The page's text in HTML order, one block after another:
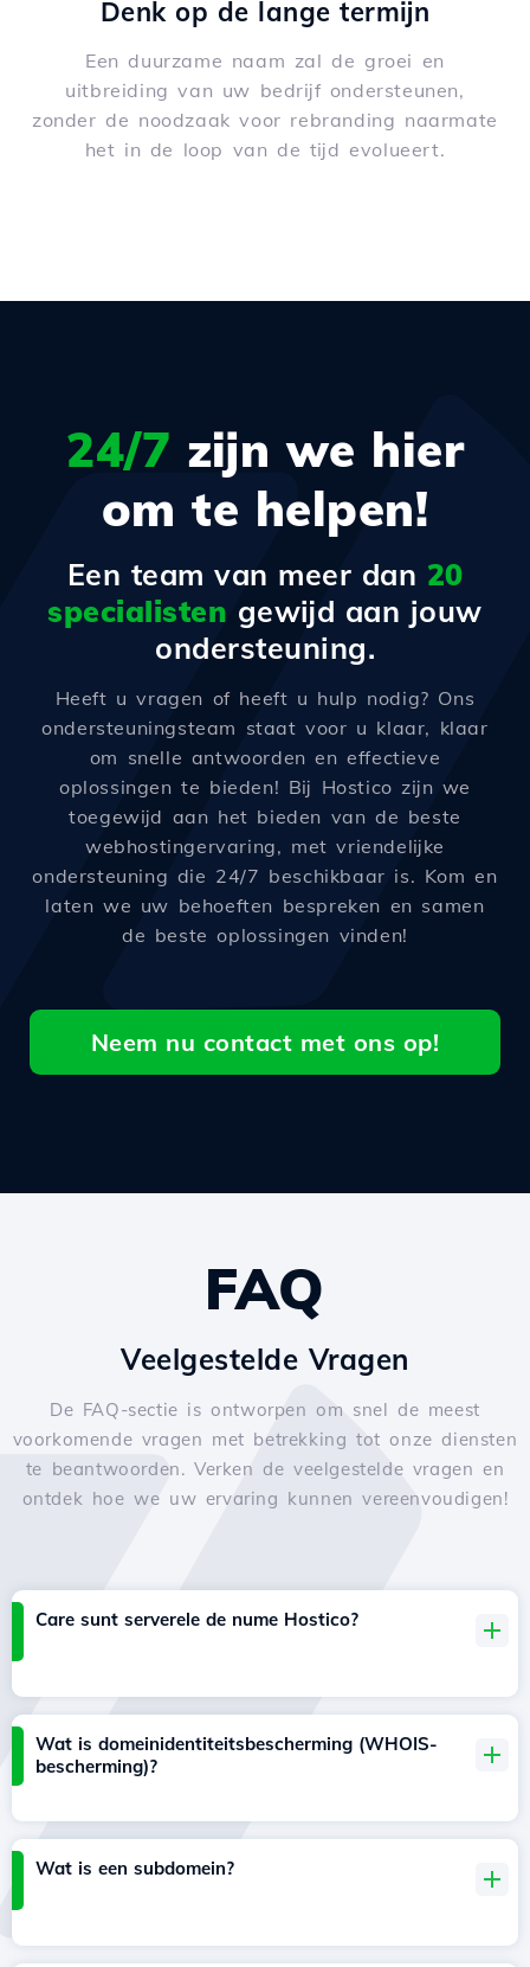
Denk op de lange termijn
Een duurzame naam zal de groei en
uitbreiding van uw bedrijf ondersteunen,
zonder de noodzaak voor rebranding naarmate
het in de loop van de tijd evolueert.
24/7 zijn we hier
om te helpen!
Een team van meer dan 20
specialisten gewijd aan jouw
ondersteuning.
Heeft u vragen of heeft u hulp nodig? Ons
ondersteuningsteam staat voor u klaar, klaar
om snelle antwoorden en effectieve
oplossingen te bieden! Bij Hostico zijn we
toegewijd aan het bieden van de beste
webhostingervaring, met vriendelijke
ondersteuning die 24/7 beschikbaar is. Kom en
laten we uw behoeften bespreken en samen
de beste oplossingen vinden!
Neem nu contact met ons op!
FAQ
Veelgestelde Vragen
De FAQ-sectie is ontworpen om snel de meest
voorkomende vragen met betrekking tot onze diensten
te beantwoorden. Verken de veelgestelde vragen en
ontdek hoe we uw ervaring kunnen vereenvoudigen!
Care sunt serverele de nume Hostico?
Wat is domeinidentiteitsbescherming (WHOIS-
bescherming)?
Wat is een subdomein?